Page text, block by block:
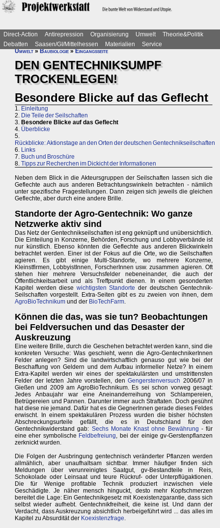
Direct-Action Antirepression Organisierung Umwelt
Theorie&Politik
Debatten
Saasen/GI/Mittelhessen Materialien
Service
Umwelt»Baubiologie»Eingangsseite
DEN GENTECHNIKSUMPF
TROCKENLEGEN!
Besondere Blicke auf das Geflecht
1. Einleitung
2. Die Teile der Seilschaften
3. Besondere Blicke auf das Geflecht
4. Überblicke
5.
Rückblicke: Aktionstage an den Orten der deutschen Gentechnikseilschaften
6. Links
7. Buch und Broschüre
8. Tipps zur Recherchen im Dickicht der Informationen
Neben dem Blick in die Akteursgruppen der Seilschaften lassen sich die
Geflechte auch aus anderen Betrachtungswinkeln betrachten - nämlich
unter spezifische Fragestellungen. Dann zeigen sich jeweils die gleichen
Geflechte, aber durch eine andere Brille.
Standorte der Agro-Gentechnik: Wo ganze
Netzwerke aktiv sind
Das Netz der Gentechnikseilschaften ist eng geknüpft und unübersichtlich.
Die Einteilung in Konzerne, Behörden, Forschung und Lobbyverbände ist
nur künstlich. Ebenso könnten die Geflechte aus anderen Blickwinkeln
betrachtet werden. Einer ist der Fokus auf die Orte, wo die Seilschaften
agieren. Es gibt einige Multi-Standorte, wo mehrere Konzerne,
Kleinstfirmen, LobbyistInnen, ForscherInnen usw. zusammen agieren. Oft
stehen hier mehrere Versuchsfelder nebeneinander, die auch der
Öffentlichkeitsarbeit und als Treffpunkt dienen. In einem gesonderten
Kapitel werden diese wichtigsten Standorte der deutschen Gentechnik-
Seilschaften vorgestellt. Extra-Seiten gibt es zu zweien von ihnen, dem
AgroBioTechnikum und der BioTechFarm.
Können die das, was sie tun? Beobachtungen
bei Feldversuchen und das Desaster der
Auskreuzung
Eine weitere Brille, durch die Geschehen betrachtet werden kann, sind die
konkreten Versuche: Was geschieht, wenn die Agro-GentechnikerInnen
Felder anlegen? Sind die landwirtschaftlich genauso gut wie bei der
Beschaffung von Geldern und dem Aufbau informeller Netze? In einem
Extra-Kapitel werden wir eines der spektakulärsten und umstrittensten
Felder der letzten Jahre vorstellen, denGengerstenversuch 2006/07 in
Gießen und 2009 am AgroBioTechnikum. Es sei schon vorweg gesagt:
Jedes Anbaujahr war eine Aneinanderreihung von Schlampereien,
Betrügereien und Pannen. Darunter immer auch Straftaten. Doch gesühnt
hat diese nie jemand. Dafür hat es die GegnerInnen gerade dieses Feldes
erwischt. In einem spektakulären Prozess wurden die bisher höchsten
Abschreckungsurteile gefällt, die es in Deutschland für den
Gentechnikwiderstand gab: Sechs Monate Knast ohne Bewährung - für
eine eher symbolische Feldbefreiung, bei der einige gv-Gerstenpflanzen
zerknickt wurden.
Die Folgen der Ausbringung gentechnisch veränderter Pflanzen werden
allmählich, aber unaufhaltsam sichtbar. Immer häufiger finden sich
Meldungen über verunreinigtes Saatgut, gv-Bestandteile in Reis,
Schokolade oder Leinsaat und teure Rückruf- oder Unterpflügaktionen.
Die für Wenige profitable Technik produziert inzwischen viele
Geschädigte. Je näher mensch hinguckt, desto mehr Kopfschmerzen
bereitet die Lage: Ein Gentechnikgesetz mit Koexistenzgarantie, dass sich
selbst wieder aufhebt. Gentechnikfreiheit, die keine ist. Und dann der
Verdacht, dass Auskreuzung absichtlich herbeigeführt wird ... das alles im
Kapitel zu Absurdität der Koexistenzfrage.